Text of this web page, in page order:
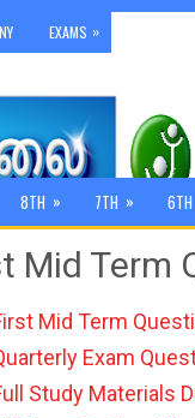
EXAMS »
8TH » 7TH » 6TH
Mid Term
Mid Term
Exam
Study Materials